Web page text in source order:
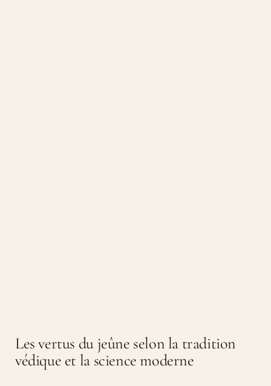
Les vertus du jeûne selon la tradition
védique et la science moderne